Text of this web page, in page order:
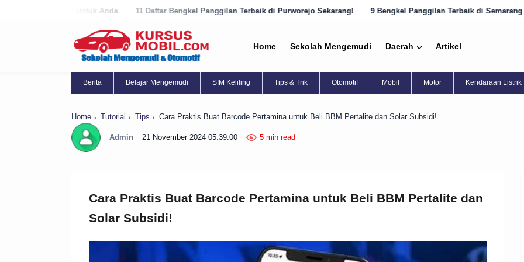
11 Daftar Bengkel Panggilan Terbaik di Purworejo Sekarang! 9 Bengkel Panggilan Terbaik di Semarang yang Harus Diketahui!
Home Sekolah Mengemudi Daerah Artikel
Berita Belajar Mengemudi SIM Keliling Tips & Trik Otomotif Mobil Motor Kendaraan Listrik
Home Tutorial Tips Cara Praktis Buat Barcode Pertamina untuk Beli BBM Pertalite dan Solar Subsidi!
Admin 21 November 2024 05:39:00 5 min read
Cara Praktis Buat Barcode Pertamina untuk Beli BBM Pertalite dan
Solar Subsidi!